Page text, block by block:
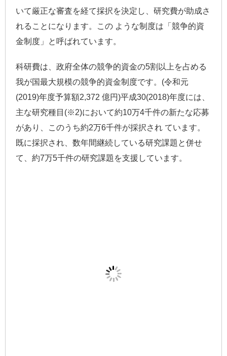
いて厳正な審査を経て採択を決定し、研究費が助成さ
れることになります。この ような制度は「競争的資
金制度」と呼ばれています。
科研費は、政府全体の競争的資金の5割以上を占める
我が国最大規模の競争的資金制度です。(令和元
(2019)年度予算額2,372 億円)平成30(2018)年度には、
主な研究種目(※2)において約10万4千件の新たな応募
があり、このうち約2万6千件が採択され ています。
既に採択され、数年間継続している研究課題と併せ
て、約7万5千件の研究課題を支援しています。